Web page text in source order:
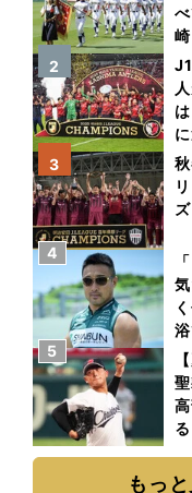
2
3
4
5
もっ